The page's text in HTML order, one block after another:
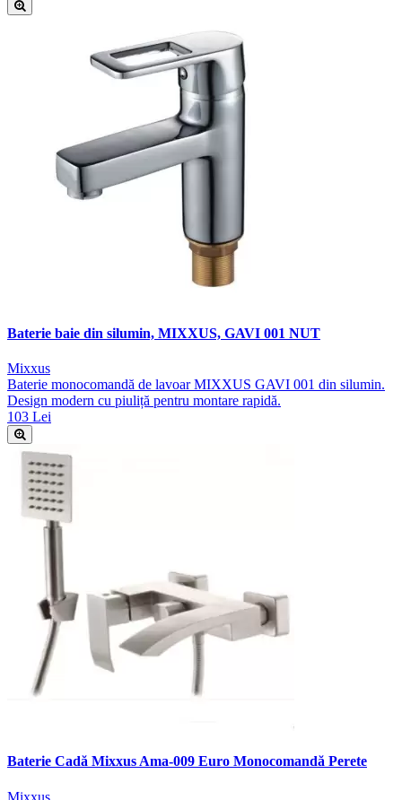
Baterie baie din silumin, MIXXUS, GAVI 001 NUT
Mixxus
Baterie monocomandă de lavoar MIXXUS GAVI 001 din silumin.
Design modern cu piuliță pentru montare rapidă.
103 Lei
Baterie Cadă Mixxus Ama-009 Euro Monocomandă Perete
Mixxus